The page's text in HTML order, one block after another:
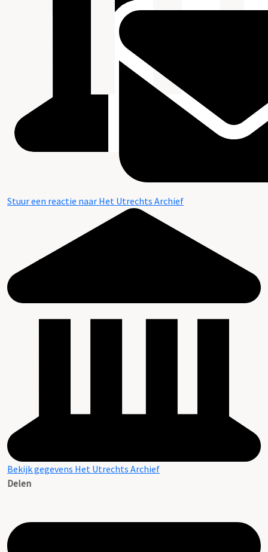
Stuur een reactie naar Het Utrechts Archief
Bekijk gegevens Het Utrechts Archief
Delen